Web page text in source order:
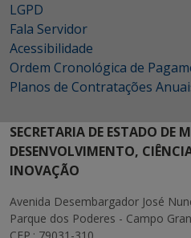
LGPD
Fala Servidor
Acessibilidade
Ordem Cronológica de
Planos de Contratações
SECRETARIA DE ESTADO DE
DESENVOLVIMENTO,
INOVAÇÃO
Avenida Desembargador José
Parque dos Poderes - Campo